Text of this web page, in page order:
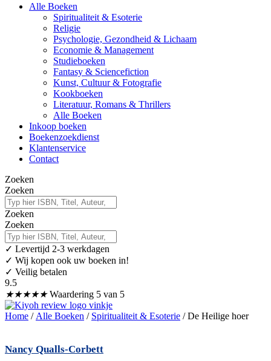
Alle Boeken
Spiritualiteit & Esoterie
Religie
Psychologie, Gezondheid & Lichaam
Economie & Management
Studieboeken
Fantasy & Sciencefiction
Kunst, Cultuur & Fotografie
Kookboeken
Literatuur, Romans & Thrillers
Alle Boeken
Inkoop boeken
Boekenzoekdienst
Klantenservice
Contact
Zoeken
Zoeken
Zoeken
Zoeken
✓ Levertijd 2-3 werkdagen
✓ Wij kopen ook uw boeken in!
✓ Veilig betalen
9.5
★★★★★ Waardering 5 van 5
Home / Alle Boeken / Spiritualiteit & Esoterie / De Heilige hoer
Nancy Qualls-Corbett